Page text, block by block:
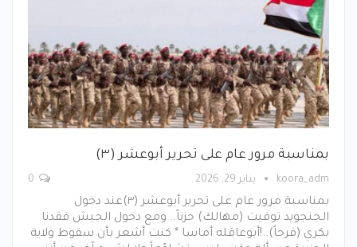
بمناسبة مرور عام على تحرير أبوعشر (٣)
koora_adm يناير 29, 2026
بمناسبة مرور عام على تحرير أبوعشر (٣)عند دخول
الجنجويد توفيت (مهالك) حزناً.. ومع دخول الجيش فقدنا
بكري (فرحاً)..!أبوعاقله أماسا * كنت أشعر بأن سقوط ولاية